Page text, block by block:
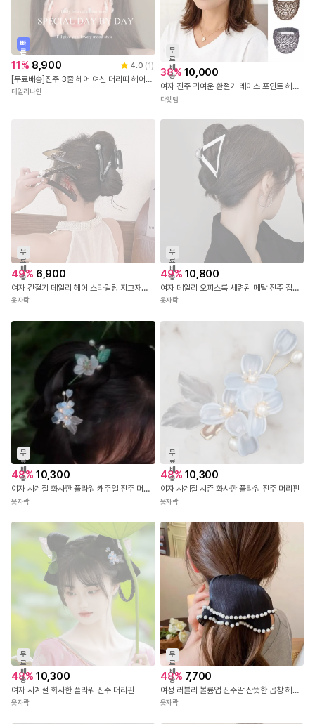
빠
른
출
발
11% 8,900 4.0 (1)
[무료배송]진주 3줄 헤어 여신 머리띠 헤어밴드(TDNyne)
데일리나인
무
료
배
송
38% 10,000
여자 진주 귀여운 환절기 레이스 포인트 헤어밴드
다잇템
무
료
배
송
49% 6,900
여자 간절기 데일리 헤어 스타일링 지그재그 진주 집게핀
옷자락
무
료
배
송
49% 10,800
여자 데일리 오피스룩 세련된 메탈 진주 집게핀
옷자락
무
료
배
송
48% 10,300
여자 사계절 화사한 플라워 캐주얼 진주 머리핀
옷자락
무
료
배
송
48% 10,300
여자 사계절 시즌 화사한 플라워 진주 머리핀
옷자락
무
료
배
송
48% 10,300
여자 사계절 화사한 플라워 진주 머리핀
옷자락
무
료
배
송
48% 7,700
여성 러블리 볼륨업 진주알 산뜻한 곱창 헤어밴드
옷자락